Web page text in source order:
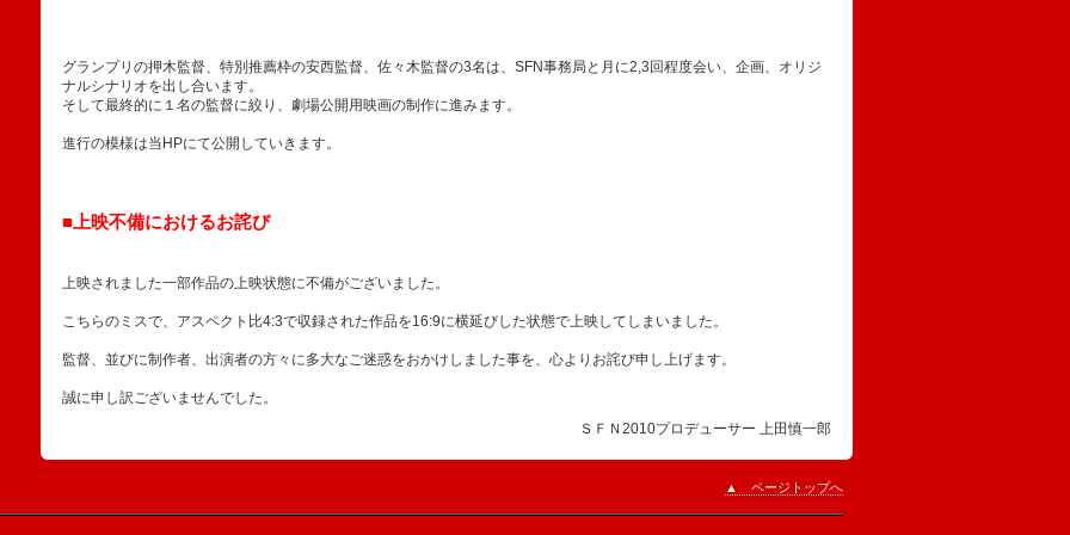
グランプリの押木監督、特別推薦枠の安西監督、佐々木監督の3名は、SFN事務局と月に2,3回程度会い、企画、オリジ
ナルシナリオを出し合います。
そして最終的に１名の監督に絞り、劇場公開用映画の制作に進みます。
進行の模様は当HPにて公開していきます。
■上映不備におけるお詫び
上映されました一部作品の上映状態に不備がございました。
こちらのミスで、アスペクト比4:3で収録された作品を16:9に横延びした状態で上映してしまいました。
監督、並びに制作者、出演者の方々に多大なご迷惑をおかけしました事を、心よりお詫び申し上げます。
誠に申し訳ございませんでした。
ＳＦＮ2010プロデューサー 上田慎一郎
▲ ページトップへ